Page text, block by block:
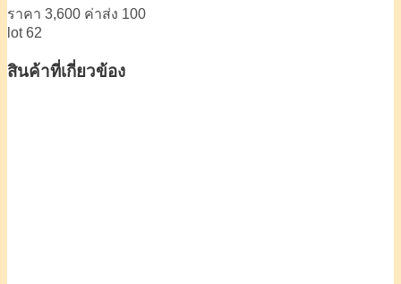
ราคา 3,600 ค่าส่ง 100
lot 62
สินค้าที่เกี่ยวข้อง